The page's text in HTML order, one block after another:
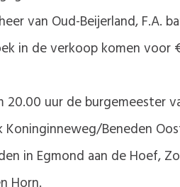
van Oud-Beijerland, F.A.
in de verkoop komen
20.00 uur de burgemeester
Koninginneweg/Beneden
in Egmond aan de Hoef,